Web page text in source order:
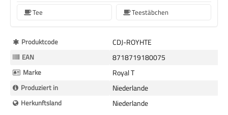
Tee Teestäbchen
Mehr
Informationen
Produktcode CDJ-ROYHTE
EAN 8718719180075
Marke Royal T
Produziert in Niederlande
Herkunftsland
Niederlande